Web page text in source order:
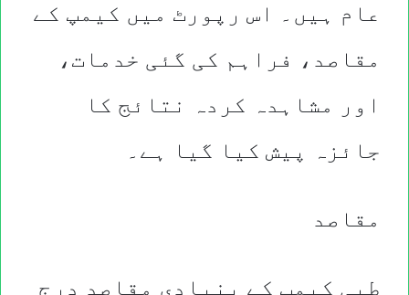
عام ہیں۔ اس رپورٹ میں کیمپ کے
مقاصد، فراہم کی گئی خدمات،
اور مشاہدہ کردہ نتائج کا
جائزہ پیش کیا گیا ہے۔
مقاصد
طبی کیمپ کے بنیادی مقاصد درج